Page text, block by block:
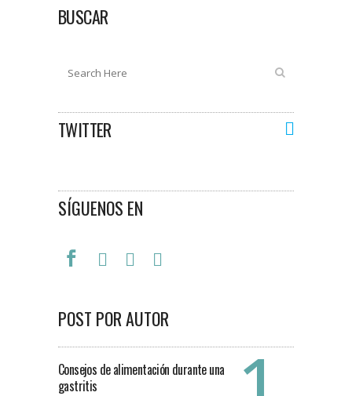
BUSCAR
TWITTER
SÍGUENOS EN
POST POR AUTOR
Consejos de alimentación durante una
gastritis